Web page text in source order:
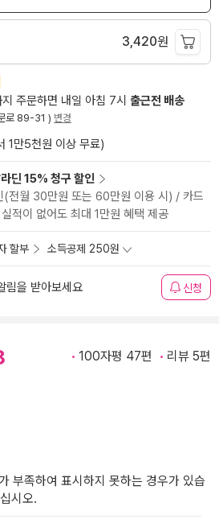
3,420원
주문하면 내일 아침 7시 출근전 배송
로 89-31 ) 변경
1만5천원 이상 무료)
딘 15% 청구 할인
(전월 30만원 또는 60만원 이용 시) / 카드
적이 없어도 최대 1만원 혜택 제공
할부 소득공제 250원
림을 받아보세요 신청
100자평 47편 리뷰 5편
부족하여 표시하지 못하는 경우가 있습
시오.